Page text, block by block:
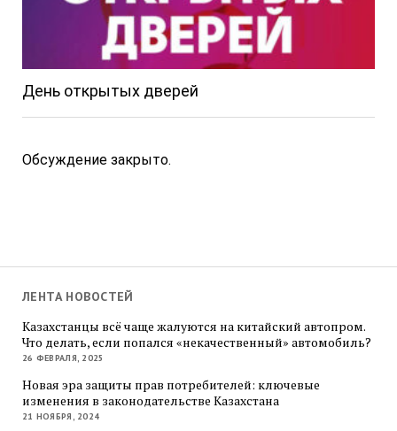
День открытых дверей
Обсуждение закрыто.
ЛЕНТА НОВОСТЕЙ
Казахстанцы всё чаще жалуются на китайский автопром.
Что делать, если попался «некачественный» автомобиль?
26 ФЕВРАЛЯ, 2025
Новая эра защиты прав потребителей: ключевые
изменения в законодательстве Казахстана
21 НОЯБРЯ, 2024